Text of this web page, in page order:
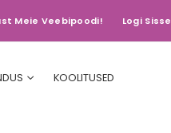
Meie Veebipoodi! Logi Sisse
KOOLITUSED